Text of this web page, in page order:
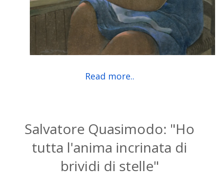
Read more..
Salvatore Quasimodo: "Ho
tutta l'anima incrinata di
brividi di stelle"